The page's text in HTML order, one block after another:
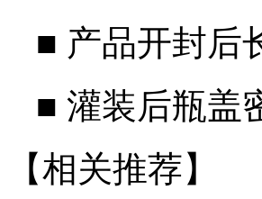
■ 产品开封后
■ 灌装后瓶盖
【相关推荐】